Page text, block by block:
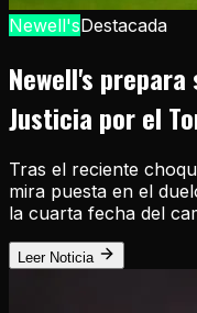
Newell'sDestacada
Newell's
Justicia por el
Tras el reciente
mira puesta en el
la cuarta fecha del
Leer Noticia